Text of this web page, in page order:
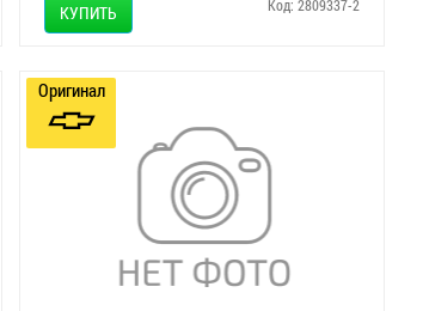
КУПИТЬ Код: 2809337-2
Оригинал